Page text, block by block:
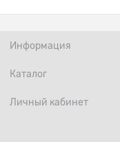
Информация
Каталог
Личный кабинет